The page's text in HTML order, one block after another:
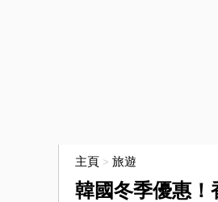
主頁 > 旅遊
韓國冬季優惠！